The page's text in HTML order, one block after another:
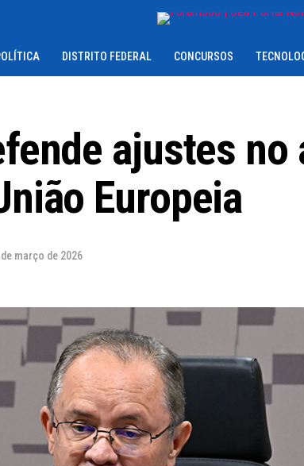
DISTRITO FEDERAL CONCURSOS
ajustes no
Europeia
de março de 2026